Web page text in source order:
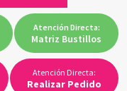
Atención Directa:
Realizar Pedido
Atención Directa:
Matriz Bustillos